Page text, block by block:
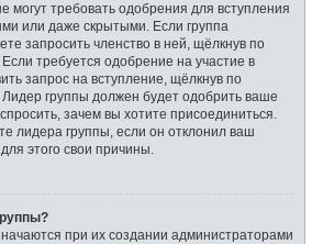
требовать одобрения для вступления
или даже скрытыми. Если группа
запросить членство в ней, щёлкнув по
требуется одобрение на участие в
запрос на вступление, щёлкнув по
группы должен будет одобрить ваше
зачем вы хотите присоединиться.
лидера группы, если он отклонил ваш
этого свои причины.
при их создании администраторами